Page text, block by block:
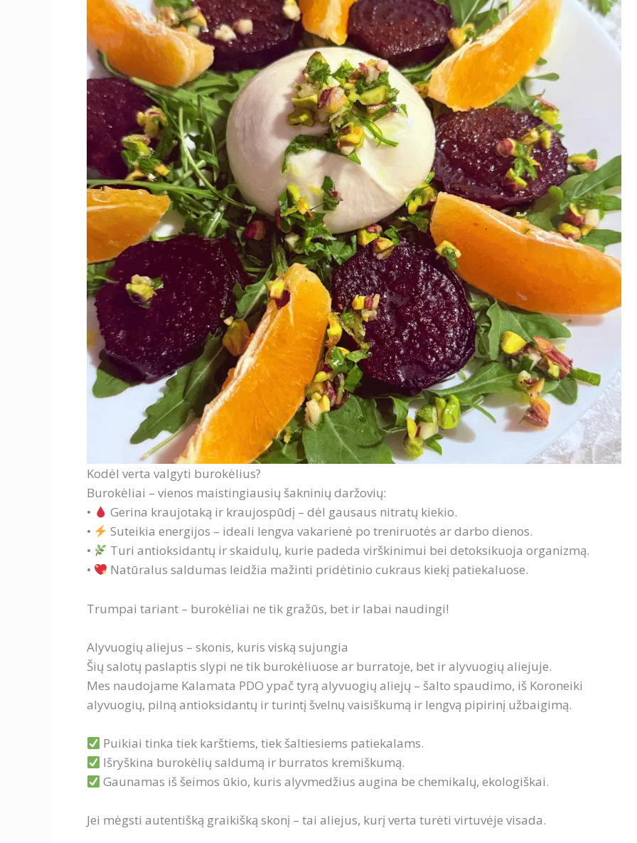
Kodėl verta valgyti burokėlius?
Burokėliai – vienos maistingiausių šakninių daržovių:
•
Gerina kraujotaką ir kraujospūdį – dėl gausaus nitratų kiekio.
•
Suteikia energijos – ideali lengva vakarienė po treniruotės ar darbo dienos.
•
Turi antioksidantų ir skaidulų, kurie padeda virškinimui bei detoksikuoja organizmą.
•
Natūralus saldumas leidžia mažinti pridėtinio cukraus kiekį patiekaluose.
Trumpai tariant – burokėliai ne tik gražūs, bet ir labai naudingi!
Alyvuogių aliejus – skonis, kuris viską sujungia
Šių salotų paslaptis slypi ne tik burokėliuose ar burratoje, bet ir alyvuogių aliejuje.
Mes naudojame Kalamata PDO ypač tyrą alyvuogių aliejų – šalto spaudimo, iš Koroneiki
alyvuogių, pilną antioksidantų ir turintį švelnų vaisiškumą ir lengvą pipirinį užbaigimą.
Puikiai tinka tiek karštiems, tiek šaltiesiems patiekalams.
Išryškina burokėlių saldumą ir burratos kremiškumą.
Gaunamas iš šeimos ūkio, kuris alyvmedžius augina be chemikalų, ekologiškai.
Jei mėgsti autentišką graikišką skonį – tai aliejus, kurį verta turėti virtuvėje visada.